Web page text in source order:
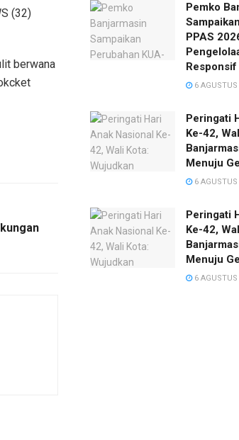
(32)
berwana
Pemko
PPAS
Responsif
6 AGUSTUS
Peringati
Ke-42,
Menuju
6 AGUSTUS
Peringati
Ke-42,
Menuju
6 AGUSTUS